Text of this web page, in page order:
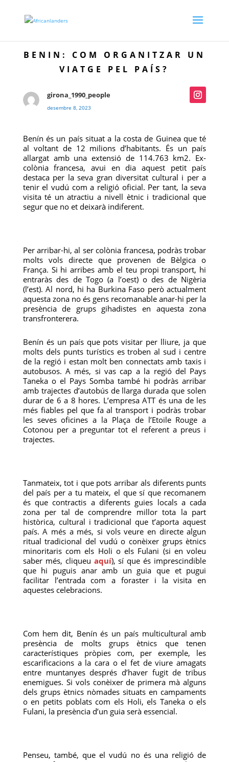
BENIN: COM ORGANITZAR UN
VIATGE PEL PAÍS?
girona_1990_people
desembre 8, 2023
Benín és un país situat a la costa de Guinea que té
al voltant de 12 milions d’habitants. És un país
allargat amb una extensió de 114.763 km2. Ex-
colònia francesa, avui en dia aquest petit país
destaca per la seva gran diversitat cultural i per a
tenir el vudú com a religió oficial. Per tant, la seva
visita té un atractiu a nivell ètnic i tradicional que
segur que no et deixarà indiferent.
Per arribar-hi, al ser colònia francesa, podràs trobar
molts vols directe que provenen de Bèlgica o
França. Si hi arribes amb el teu propi transport, hi
entraràs des de Togo (a l’oest) o des de Nigèria
(l’est). Al nord, hi ha Burkina Faso però actualment
aquesta zona no és gens recomanable anar-hi per la
presència de grups gihadistes en aquesta zona
transfronterera.
Benín és un país que pots visitar per lliure, ja que
molts dels punts turístics es troben al sud i centre
de la regió i estan molt ben connectats amb taxis i
autobusos. A més, si vas cap a la regió del Pays
Taneka o el Pays Somba també hi podràs arribar
amb trajectes d’autobús de llarga durada que solen
durar de 6 a 8 hores. L’empresa ATT és una de les
més fiables pel que fa al transport i podràs trobar
les seves oficines a la Plaça de l’Etoile Rouge a
Cotonou per a preguntar tot el referent a preus i
trajectes.
Tanmateix, tot i que pots arribar als diferents punts
del país per a tu mateix, el que sí que recomanem
és que contractis a diferents guies locals a cada
zona per tal de comprendre millor tota la part
històrica, cultural i tradicional que t’aporta aquest
país. A més a més, si vols veure en directe algun
ritual tradicional del vudú o conèixer grups ètnics
minoritaris com els Holi o els Fulani (si en voleu
saber més, cliqueu aquí), sí que és imprescindible
que hi puguis anar amb un guia que et pugui
facilitar l’entrada com a foraster i la visita en
aquestes celebracions.
Com hem dit, Benín és un país multicultural amb
presència de molts grups ètnics que tenen
característiques pròpies com, per exemple, les
escarificacions a la cara o el fet de viure amagats
entre muntanyes després d’haver fugit de tribus
enemigues. Si vols conèixer de primera mà alguns
dels grups ètnics nòmades situats en campaments
o en petits poblats com els Holi, els Taneka o els
Fulani, la presència d’un guia serà essencial.
Penseu, també, que el vudú no és una religió de